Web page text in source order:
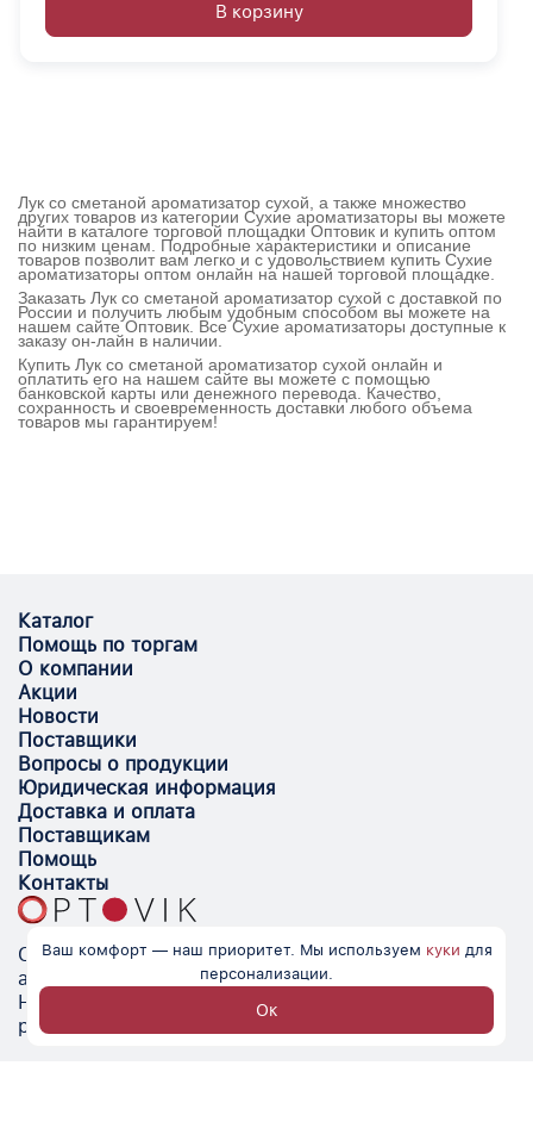
В корзину
Лук со сметаной ароматизатор сухой, а также множество
других товаров из категории Сухие ароматизаторы вы можете
найти в каталоге торговой площадки Оптовик и купить оптом
по низким ценам. Подробные характеристики и описание
товаров позволит вам легко и с удовольствием купить Сухие
ароматизаторы оптом онлайн на нашей торговой площадке.
Заказать Лук со сметаной ароматизатор сухой с доставкой по
России и получить любым удобным способом вы можете на
нашем сайте Оптовик. Все Сухие ароматизаторы доступные к
заказу он-лайн в наличии.
Купить Лук со сметаной ароматизатор сухой онлайн и
оплатить его на нашем сайте вы можете с помощью
банковской карты или денежного перевода. Качество,
сохранность и своевременность доставки любого объема
товаров мы гарантируем!
Optovik.com - электронная площадка для
автоматизации закупок и поиска поставщиков.
Низкие цены, надёжные контрагенты и удобство
работы.
Каталог
Помощь по торгам
О компании
Акции
Новости
Поставщики
Вопросы о продукции
Юридическая информация
Доставка и оплата
Поставщикам
Помощь
Контакты
Ваш комфорт — наш приоритет. Мы используем куки для
персонализации.
Ок